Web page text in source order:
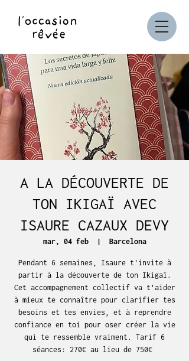
A LA DÉCOUVERTE DE
TON IKIGAÏ AVEC
ISAURE CAZAUX DEVY
mar, 04 feb
  |
Barcelona
Pendant 6 semaines, Isaure t'invite à
partir à la découverte de ton Ikigaï.
Cet accompagnement collectif va t'aider
à mieux te connaître pour clarifier tes
besoins et tes envies, et à reprendre
confiance en toi pour oser créer la vie
qui te ressemble vraiment. Tarif 6
séances: 270€ au lieu de 750€